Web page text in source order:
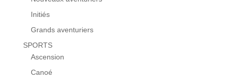
Initiés
Grands aventuriers
SPORTS
Ascension
Canoé